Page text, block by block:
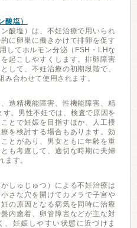
酸塩）
酸塩）は、不妊治療で用いられ
に卵巣に働きかけて排卵を促す
してホルモン分泌（FSH・LHな
起こしやすくします。排卵障害
して、不妊治療の初期段階で、
み合わせて使用されます。
造精機能障害、性機能障害、精
。男性不妊では、検査で原因を
とで妊娠を目指すほか、人工授
を検討する場合もあります。効
とがあり、男女ともに年齢を重
も考慮して、適切な時期に夫婦
ます。
しゅじゅつ）による不妊治療は
さな穴を開けてカメラで子宮や
の原因となる病気を同時に治療
内癒着、卵管障害などが主な対
妊娠しやすい状態に近づけま